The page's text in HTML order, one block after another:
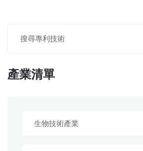
產業清單
生物技術產業